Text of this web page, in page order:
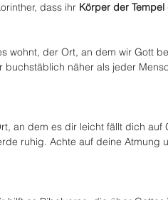
dass ihr Körper der Tempel
wohnt, der Ort, an dem wir Gott
buchstäblich näher als jeder
an dem es dir leicht fällt dich auf
ruhig. Achte auf deine Atmung